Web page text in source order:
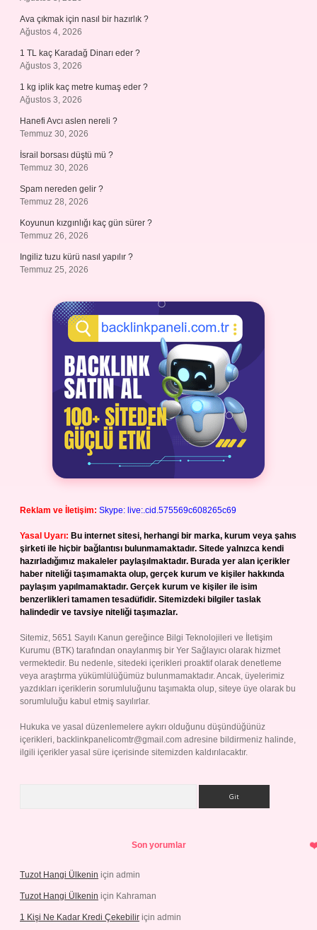
Ava çıkmak için nasıl bir hazırlık ?
Ağustos 4, 2026
1 TL kaç Karadağ Dinarı eder ?
Ağustos 3, 2026
1 kg iplik kaç metre kumaş eder ?
Ağustos 3, 2026
Hanefi Avcı aslen nereli ?
Temmuz 30, 2026
İsrail borsası düştü mü ?
Temmuz 30, 2026
Spam nereden gelir ?
Temmuz 28, 2026
Koyunun kızgınlığı kaç gün sürer ?
Temmuz 26, 2026
Ingiliz tuzu kürü nasıl yapılır ?
Temmuz 25, 2026
Reklam ve İletişim: Skype: live:.cid.575569c608265c69
Yasal Uyarı: Bu internet sitesi, herhangi bir marka, kurum veya şahıs
şirketi ile hiçbir bağlantısı bulunmamaktadır. Sitede yalnızca kendi
hazırladığımız makaleler paylaşılmaktadır. Burada yer alan içerikler
haber niteliği taşımamakta olup, gerçek kurum ve kişiler hakkında
paylaşım yapılmamaktadır. Gerçek kurum ve kişiler ile isim
benzerlikleri tamamen tesadüfidir. Sitemizdeki bilgiler taslak
halindedir ve tavsiye niteliği taşımazlar.
Sitemiz, 5651 Sayılı Kanun gereğince Bilgi Teknolojileri ve İletişim
Kurumu (BTK) tarafından onaylanmış bir Yer Sağlayıcı olarak hizmet
vermektedir. Bu nedenle, sitedeki içerikleri proaktif olarak denetleme
veya araştırma yükümlülüğümüz bulunmamaktadır. Ancak, üyelerimiz
yazdıkları içeriklerin sorumluluğunu taşımakta olup, siteye üye olarak bu
sorumluluğu kabul etmiş sayılırlar.
Hukuka ve yasal düzenlemelere aykırı olduğunu düşündüğünüz
içerikleri, backlinkpanelicomtr@gmail.com adresine bildirmeniz halinde,
ilgili içerikler yasal süre içerisinde sitemizden kaldırılacaktır.
Son yorumlar
Tuzot Hangi Ülkenin için admin
Tuzot Hangi Ülkenin için Kahraman
1 Kişi Ne Kadar Kredi Çekebilir için admin